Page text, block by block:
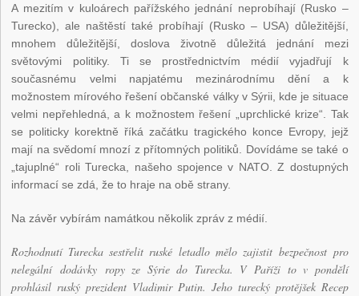
A mezitím v kuloárech pařížského jednání neprobíhají (Rusko –
Turecko), ale naštěstí také probíhají (Rusko – USA) důležitější,
mnohem důležitější, doslova životně důležitá jednání mezi
světovými politiky. Ti se prostřednictvím médií vyjadřují k
současnému velmi napjatému mezinárodnímu dění a k
možnostem mírového řešení občanské války v Sýrii, kde je situace
velmi nepřehledná, a k možnostem řešení „uprchlické krize“. Tak
se politicky korektně říká začátku tragického konce Evropy, jejž
mají na svědomí mnozí z přítomných politiků. Dovídáme se také o
„tajuplné“ roli Turecka, našeho spojence v NATO. Z dostupných
informací se zdá, že to hraje na obě strany.
Na závěr vybírám namátkou několik zpráv z médií.
Rozhodnutí Turecka sestřelit ruské letadlo mělo zajistit bezpečnost pro
nelegální dodávky ropy ze Sýrie do Turecka. V Paříži to v pondělí
prohlásil ruský prezident Vladimir Putin. Jeho turecký protějšek Recep